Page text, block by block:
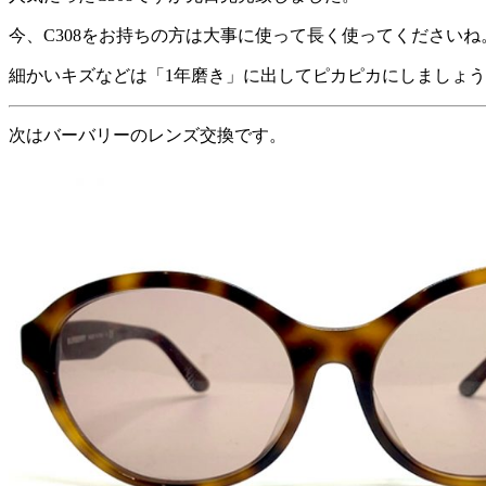
今、C308をお持ちの方は大事に使って長く使ってくださいね
細かいキズなどは「1年磨き」に出してピカピカにしましょ
次はバーバリーのレンズ交換です。